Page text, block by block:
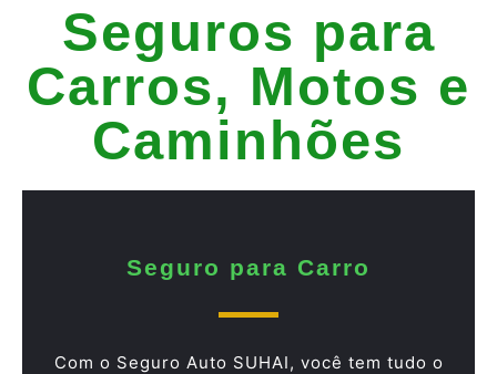
Seguros para
Carros, Motos e
Caminhões
Seguro para Carro
Com o Seguro Auto SUHAI, você tem tudo o